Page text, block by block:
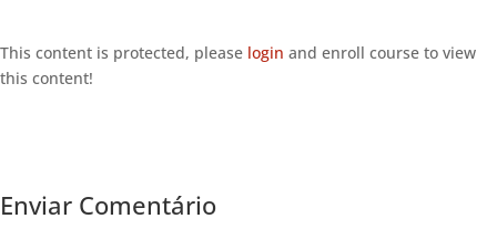
This content is protected, please login and enroll course to view
this content!
Enviar Comentário